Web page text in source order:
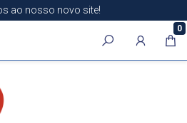
ao nosso novo site!
0